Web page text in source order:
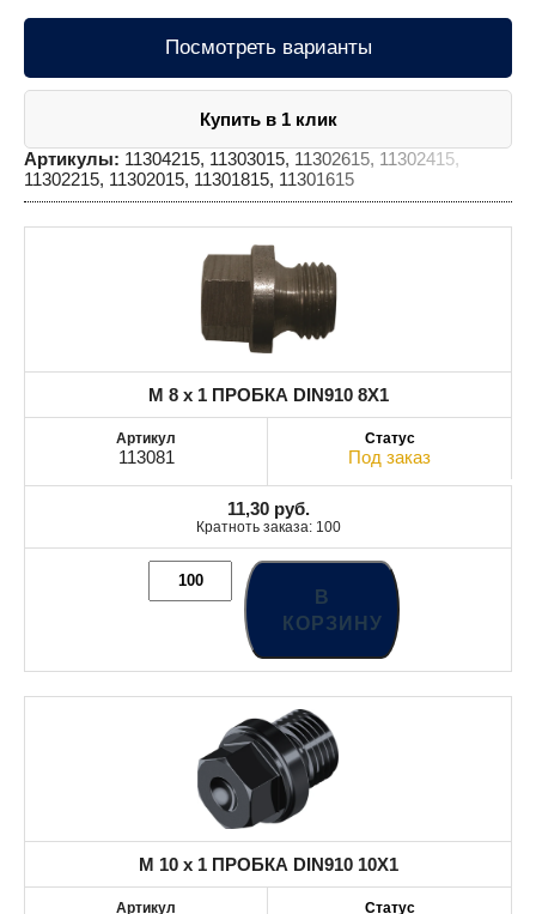
Посмотреть варианты
Купить в 1 клик
Артикулы: 11304215, 11303015, 11302615, 11302415,
11302215, 11302015, 11301815, 11301615
M 8 x 1 ПРОБКА DIN910 8X1
113081 Под заказ
11,30 руб.
Кратноть заказа: 100
В
КОРЗИНУ
M 10 x 1 ПРОБКА DIN910 10X1